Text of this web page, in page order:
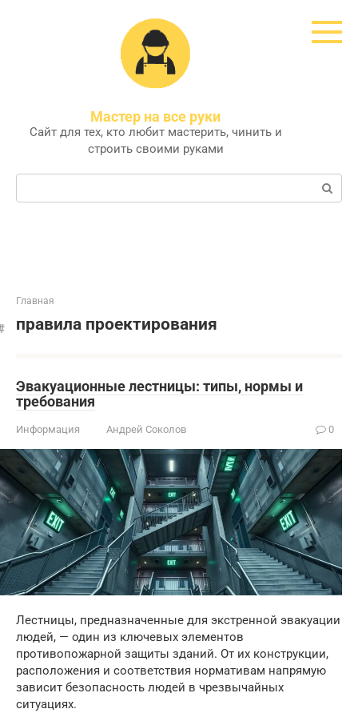
Мастер на все руки
Сайт для тех, кто любит мастерить, чинить и
строить своими руками
Поиск:
Главная
правила проектирования
Эвакуационные лестницы: типы, нормы и
требования
Информация Андрей Соколов 0
Лестницы, предназначенные для экстренной эвакуации
людей, — один из ключевых элементов
противопожарной защиты зданий. От их конструкции,
расположения и соответствия нормативам напрямую
зависит безопасность людей в чрезвычайных
ситуациях.